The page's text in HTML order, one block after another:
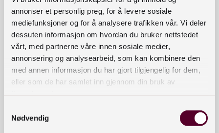
annonser et personlig preg, for å levere sosiale
mediefunksjoner og for å analysere trafikken vår. Vi deler
dessuten informasjon om hvordan du bruker nettstedet
vårt, med partnerne våre innen sosiale medier,
annonsering og analysearbeid, som kan kombinere den
med annen informasjon du har gjort tilgjengelig for dem,
eller som de har samlet inn gjennom din bruk av
Nødvendig
praksis på Nasjonalbiblioteket, gjennomføre en
undersøkelse i norske folkebibliotek.
I undersøkelsen vil hun se på hvordan norske
folkebibliotek har omstilt seg til å bli mer digitale
på grunn av koronapandemien. Undersøkelsen vil
bli sendt ut til bibliotekledere i folkebibliotek i
undersøkelsen.